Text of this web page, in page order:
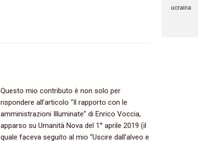
Questo mio contributo è non solo per
rispondere all’articolo “Il rapporto con le
amministrazioni Illuminate” di Enrico Voccia,
apparso su Umanità Nova del 1° aprile 2019 (il
quale faceva seguito al mio “Uscire dall’alveo e
ucraina